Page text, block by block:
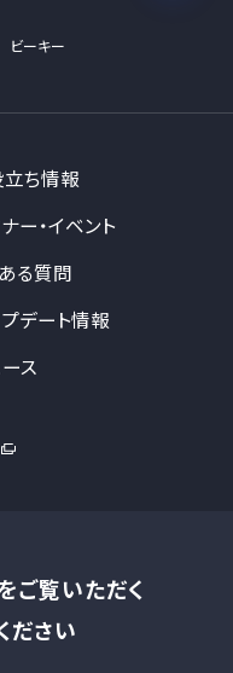
ビーキー
立ち情報
ー・イベント
る質問
デート情報
ス
ご覧いただく
ださい